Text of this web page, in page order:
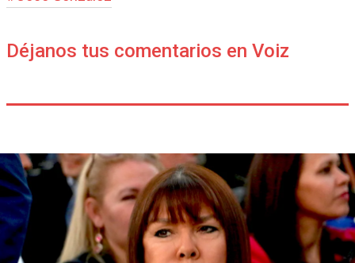
Déjanos tus comentarios en Voiz